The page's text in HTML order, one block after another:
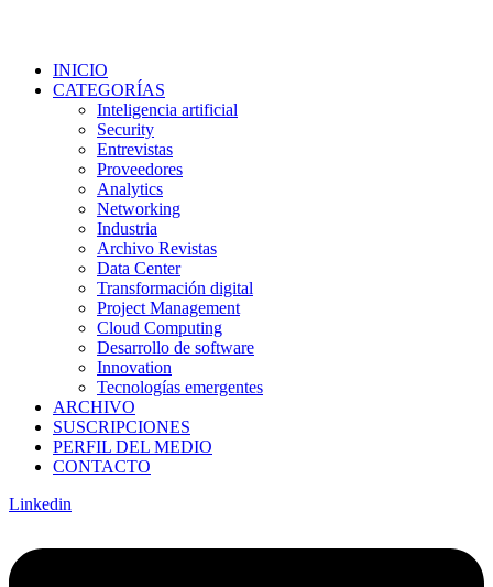
INICIO
CATEGORÍAS
Inteligencia artificial
Security
Entrevistas
Proveedores
Analytics
Networking
Industria
Archivo Revistas
Data Center
Transformación digital
Project Management
Cloud Computing
Desarrollo de software
Innovation
Tecnologías emergentes
ARCHIVO
SUSCRIPCIONES
PERFIL DEL MEDIO
CONTACTO
Linkedin